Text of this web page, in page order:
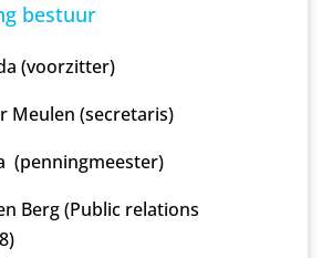
bestuur
(voorzitter)
Meulen (secretaris)
(penningmeester)
Berg (Public relations